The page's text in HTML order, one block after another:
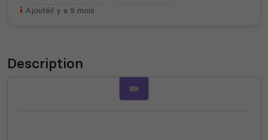
Ajoutéil y a 9 mois
Description